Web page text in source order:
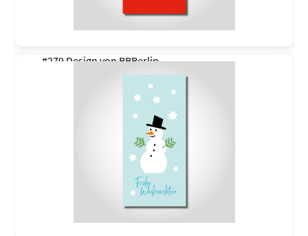
#279 Design vonBBBerlin